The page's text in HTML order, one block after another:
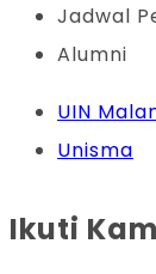
Jadwal
Alumni
UIN
Unisma
Ikuti